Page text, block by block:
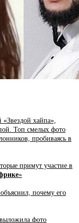
хайпа»,
Топ смелых фото
пробиваясь в
примут участие в
»
почему его
выложила фото